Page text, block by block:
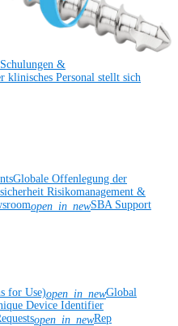
Schulungen &
klinisches Personal stellt sich
Globale Offenlegung der
Risikomanagement &
open_in_newSBA Support
for Use)open_in_newGlobal
Device Identifier
open_in_newRep